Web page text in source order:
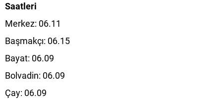
Saatleri
Merkez: 06.11
Başmakçı: 06.15
Bayat: 06.09
Bolvadin: 06.09
Çay: 06.09